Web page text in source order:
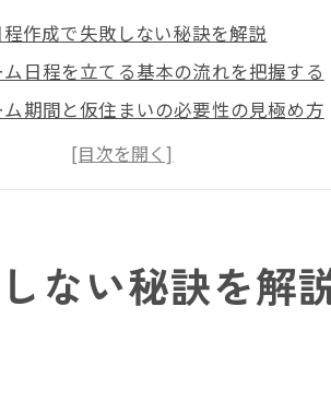
作成で失敗しない秘訣を解説
ム日程を立てる基本の流れを把握する
ム期間と仮住まいの必要性の見極め方
ムスケジュール表の賢い活用方法とは
目安や中古住宅リフォーム時の注意
事可能か見極めるリフォーム期間
期間中の生活動線をどう確保するか
必要かリフォーム期間から判断する
ない秘訣を解